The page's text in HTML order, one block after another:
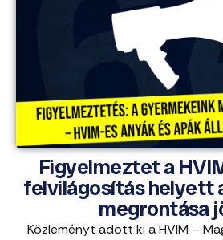
Figyelmeztet a
felvilágosítás helyett
megrontása
Közleményt adott ki a HVIM –